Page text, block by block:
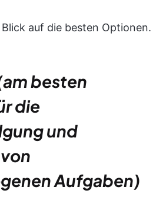
auf die besten Optionen.
besten
die
und
Aufgaben)